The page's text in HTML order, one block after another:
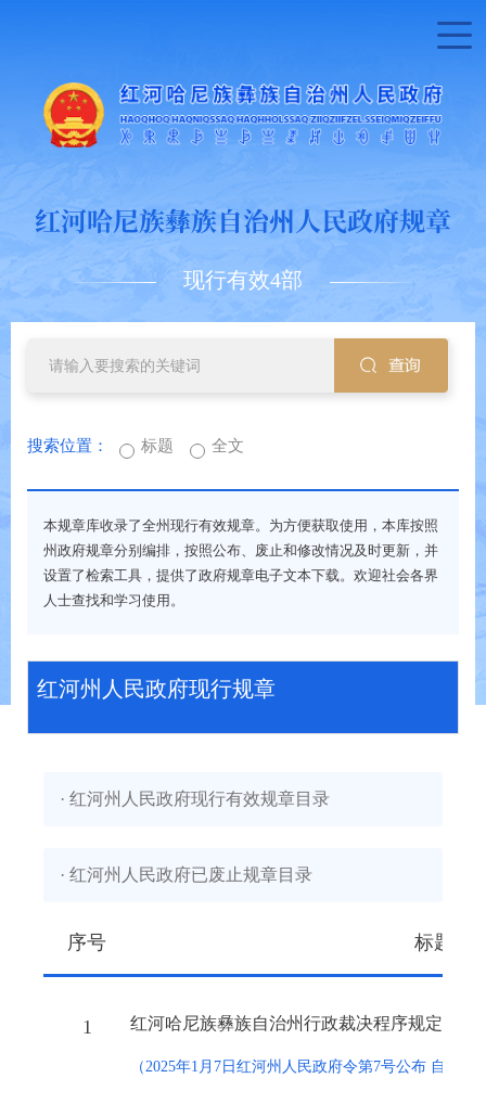
红河哈尼族彝族自治州人民政府规章
现行有效4部
搜索位置： 标题 全文
本规章库收录了全州现行有效规章。为方便获取使用，本库按照
州政府规章分别编排，按照公布、废止和修改情况及时更新，并
设置了检索工具，提供了政府规章电子文本下载。欢迎社会各界
人士查找和学习使用。
红河州人民政府现行规章
· 红河州人民政府现行有效规章目录
· 红河州人民政府已废止规章目录
序号 标题
1 红河哈尼族彝族自治州行政裁决程序规定
（2025年1月7日红河州人民政府令第7号公布 自2025